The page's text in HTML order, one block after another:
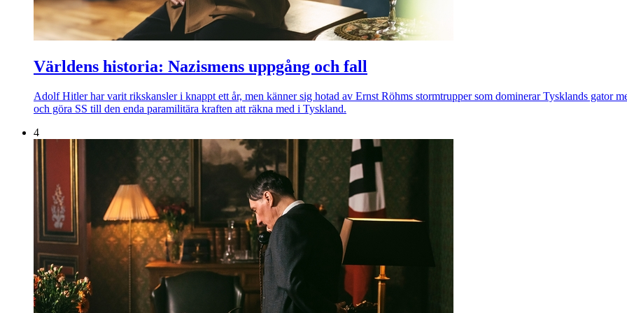
Världens historia: Nazismens uppgång och fall
Adolf Hitler har varit rikskansler i knappt ett år, men känner sig hotad av Ernst Röhms stormtrupper som dominerar Tysklands gator
och göra SS till den enda paramilitära kraften att räkna med i Tyskland.
4